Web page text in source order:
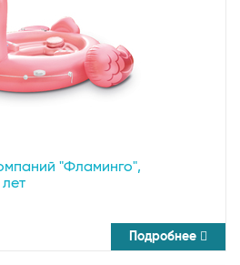
"Фламинго",
Подробнее